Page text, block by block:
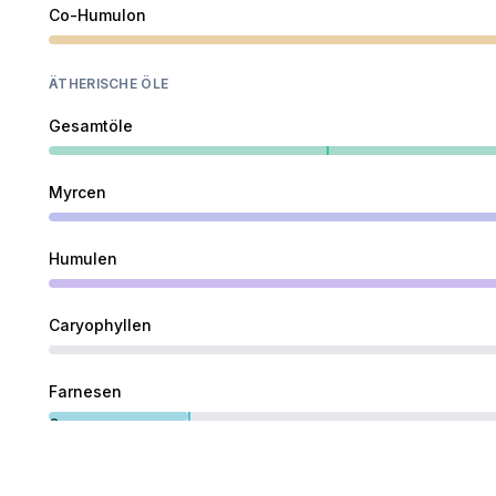
Co-Humulon
ÄTHERISCHE ÖLE
Gesamtöle
Myrcen
Humulen
Caryophyllen
Farnesen
0